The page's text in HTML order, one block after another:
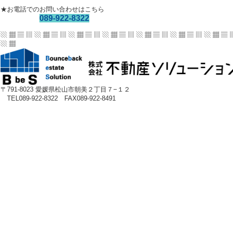
★お電話でのお問い合わせはこちら
089-922-8322
▧ ▦ ▤ ▥ ▧ ▦ ▤ ▥ ▧ ▦ ▤ ▥ ▧ ▦ ▤ ▥ ▧ ▦ ▤ ▥ ▧ ▦ ▤ ▥ ▧ ▦ ▤ ▥
▧ ▦
〒791-8023 愛媛県松山市朝美２丁目７−１２
TEL089-922-8322 FAX089-922-8491